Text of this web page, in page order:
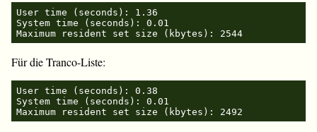
User time (seconds): 1.36
System time (seconds): 0.01
Maximum resident set size (kbytes): 2544
Für die Tranco-Liste:
User time (seconds): 0.38
System time (seconds): 0.01